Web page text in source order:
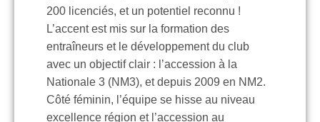
200 licenciés, et un potentiel reconnu !
L’accent est mis sur la formation des
entraîneurs et le développement du club
avec un objectif clair : l’accession à la
Nationale 3 (NM3), et depuis 2009 en NM2.
Côté féminin, l’équipe se hisse au niveau
excellence région et l’accession au